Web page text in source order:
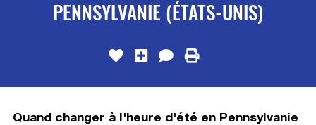
PENNSYLVANIE (ÉTATS-UNIS)
Quand changer à l'heure d'été en Pennsylvanie